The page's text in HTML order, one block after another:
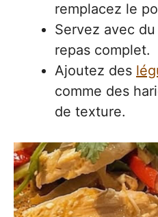
remplacez le
Servez avec
repas complet.
Ajoutez des
comme des
de texture.